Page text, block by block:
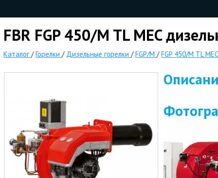
FBR FGP 450/M TL MEC
Каталог /Горелки / Дизельные горелки /FGP/M /FGP 450/M TL MEC